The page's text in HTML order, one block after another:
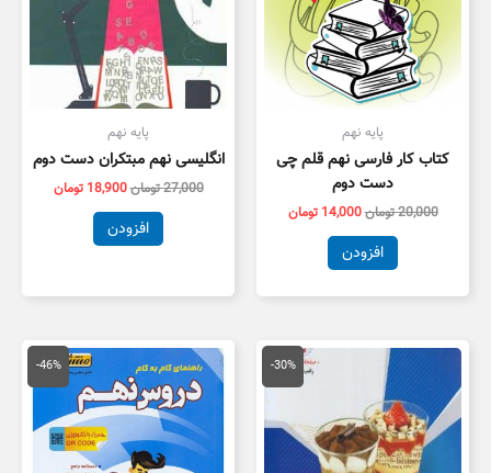
پایه نهم
کتاب کار فارسی نهم قلم چی
دست دوم
20,000تومان14,000 تومان
افزودن
پایه نهم
انگلیسی نهم مبتکران دست دوم
27,000تومان18,900 تومان
افزودن
-30%
قیمت
14,000 تومان
قیمت
فعلی
-46%
قیمت
126,000 تومان
بود.
قیمت
فعلی